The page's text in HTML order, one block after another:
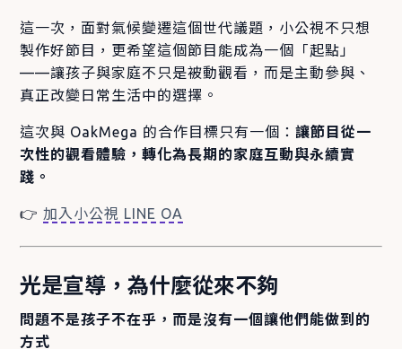
這一次，面對氣候變遷這個世代議題，小公視不只想
製作好節目，更希望這個節目能成為一個「起點」
——讓孩子與家庭不只是被動觀看，而是主動參與、
真正改變日常生活中的選擇。
這次與 OakMega 的合作目標只有一個：讓節目從一
次性的觀看體驗，轉化為長期的家庭互動與永續實
踐。
👉加入小公視 LINE OA
光是宣導，為什麼從來不夠
問題不是孩子不在乎，而是沒有一個讓他們能做到的
方式